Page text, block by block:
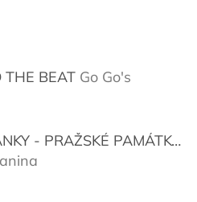
THE BEAT Go Go's
je 5 z 5 hvězdiček.
VYSTŘIHOVÁNKY - PRAŽSKÉ PAMÁTKY
je 5 z 5 hvězdiček.